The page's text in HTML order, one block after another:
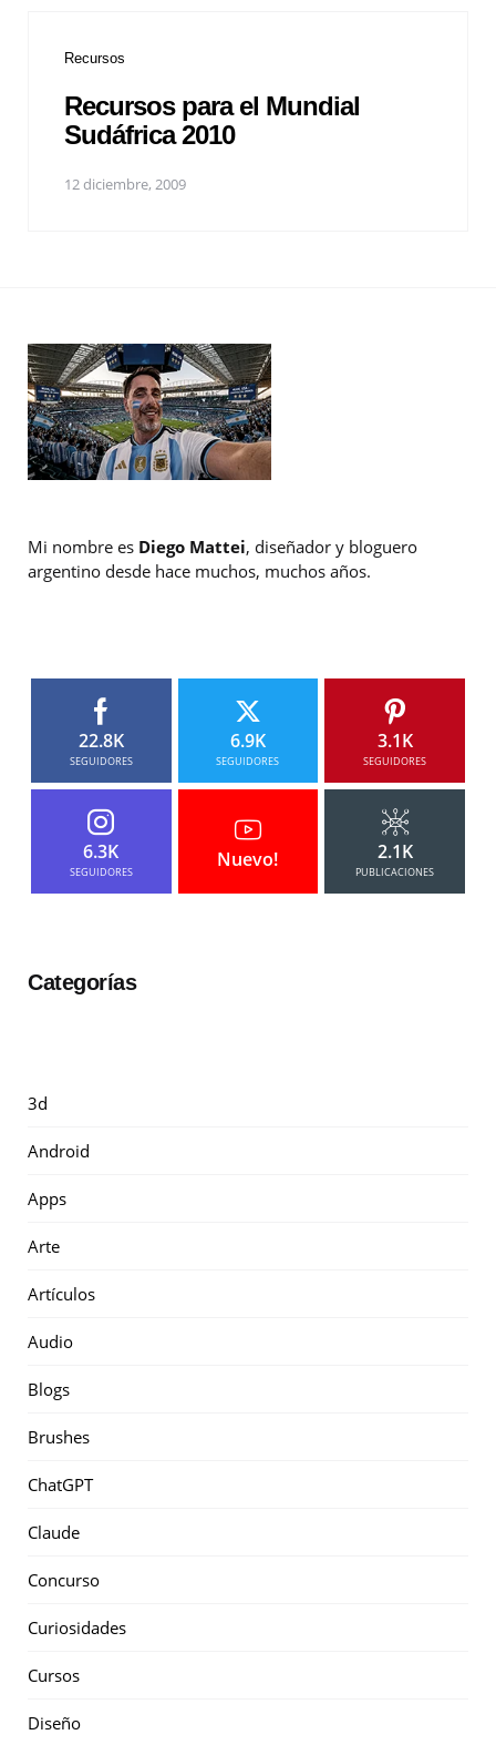
Recursos
Recursos para el Mundial
Sudáfrica 2010
12 diciembre, 2009
Mi nombre es Diego Mattei, diseñador y bloguero
argentino desde hace muchos, muchos años.
22.8K
SEGUIDORES
6.9K
SEGUIDORES
3.1K
SEGUIDORES
6.3K
SEGUIDORES
Nuevo! 2.1K
PUBLICACIONES
Categorías
3d
Android
Apps
Arte
Artículos
Audio
Blogs
Brushes
ChatGPT
Claude
Concurso
Curiosidades
Cursos
Diseño